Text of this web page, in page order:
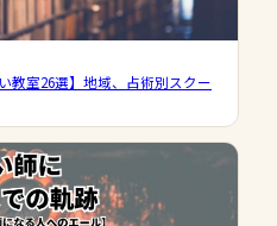
教室26選】地域、占術別スクー